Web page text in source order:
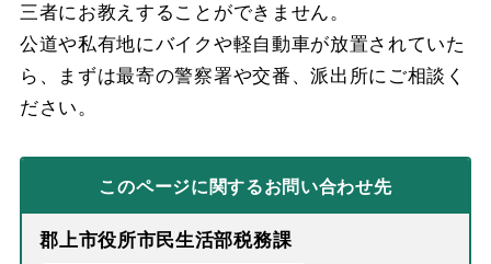
三者にお教えすることができません。
公道や私有地にバイクや軽自動車が放置されていた
ら、まずは最寄の警察署や交番、派出所にご相談く
ださい。
このページに関するお問い合わせ先
郡上市役所市民生活部税務課